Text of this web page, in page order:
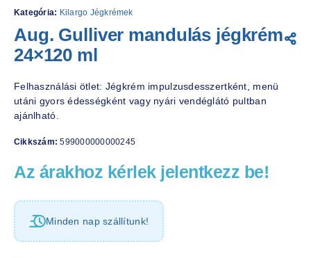
Kategória: Kilargo Jégkrémek
Aug. Gulliver mandulás jégkrém
24×120 ml
Felhasználási ötlet: Jégkrém impulzusdesszertként, menü
utáni gyors édességként vagy nyári vendéglátó pultban
ajánlható.
Cikkszám:599000000000245
Az árakhoz kérlek jelentkezz be!
Minden nap szállítunk!